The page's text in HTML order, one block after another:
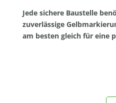
Jede sichere Baustelle
zuverlässige
am besten gleich für eine